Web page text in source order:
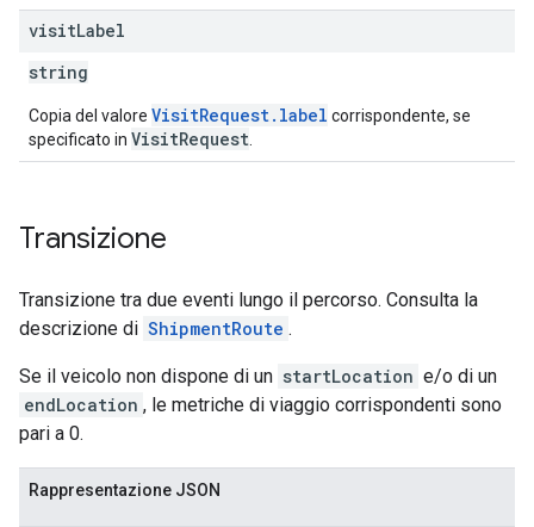
visitLabel
string
Copia del valore VisitRequest.label corrispondente, se
specificato in VisitRequest
Transizione
Transizione tra due eventi lungo il percorso. Consulta la
descrizione di ShipmentRoute .
Se il veicolo non dispone di un startLocation e/o di un
endLocation , le metriche di viaggio corrispondenti sono
pari a 0.
Rappresentazione JSON